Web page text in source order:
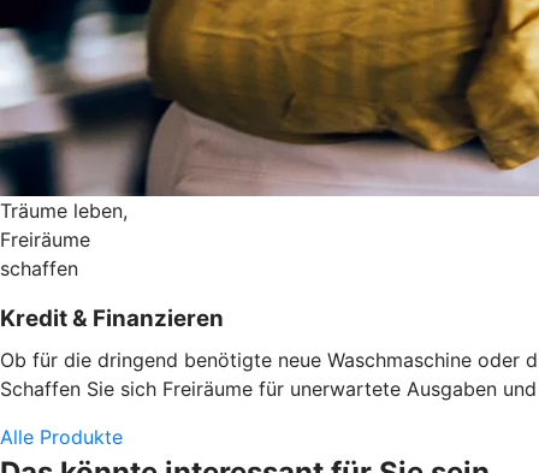
Träume leben,
Freiräume
schaffen
Kredit & Finanzieren
Ob für die dringend benötigte neue Waschmaschine oder
Schaffen Sie sich Freiräume für unerwartete Ausgaben
Alle Produkte